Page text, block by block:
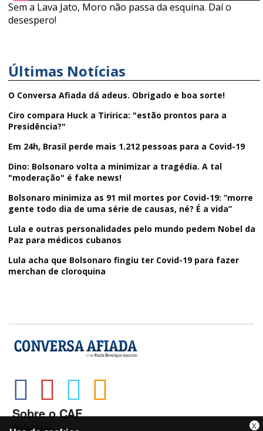
Sem a Lava Jato, Moro não passa da esquina. Daí o
desespero!
Últimas Notícias
O Conversa Afiada dá adeus. Obrigado e boa sorte!
Ciro compara Huck a Tiririca: "estão prontos para a
Presidência?"
Em 24h, Brasil perde mais 1.212 pessoas para a Covid-19
Dino: Bolsonaro volta a minimizar a tragédia. A tal
"moderação" é fake news!
Bolsonaro minimiza as 91 mil mortes por Covid-19: “morre
gente todo dia de uma série de causas, né? É a vida”
Lula e outras personalidades pelo mundo pedem Nobel da
Paz para médicos cubanos
Lula acha que Bolsonaro fingiu ter Covid-19 para fazer
merchan de cloroquina
Sobre o CAF
X